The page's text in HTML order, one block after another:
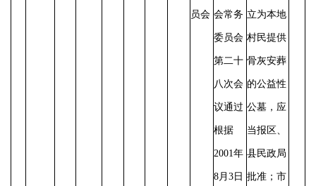
员会 会常务
委员会
第二十
八次会
议通过
根据
2001年
8月3日
立为本地
村民提供
骨灰安葬
的公益性
公墓，应
当报区、
县民政局
批准；市